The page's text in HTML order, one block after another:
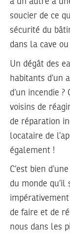
soucier de ce
sécurité du
dans la cave
Un dégât des
habitants d’un
d’un incendie
voisins de
de réparation
locataire de
également !
C’est bien
du monde qu’il
de faire et de
nous dans les